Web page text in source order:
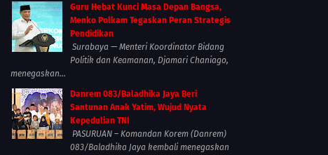
Guru Hebat Kunci Masa Depan Bangsa,
Menko Polkam Tegaskan Peran Strategis
Pendidikan
Surabaya — Menteri Koordinator Bidang
Politik dan Keamanan, Djamari Chaniago,
menegaskan...
Danrem 083/Baladhika Jaya Beri
Santunan Anak Yatim, Wujud Nyata
Kepedulian TNI
PASURUAN – Komandan Korem (Danrem)
083/Baladhika Jaya kembali menegaskan